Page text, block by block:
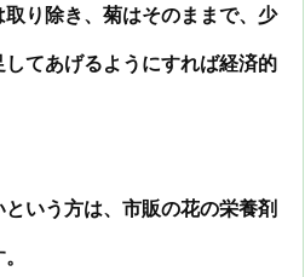
り除き、菊はそのままで、少
てあげるようにすれば経済的
いう方は、市販の花の栄養剤